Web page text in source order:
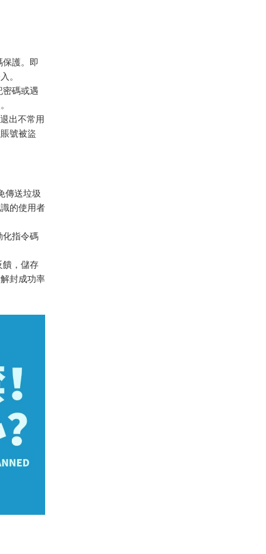
護。即
。
密碼或遇
出不常用
號被盜
傳送垃圾
的使用者
化指令碼
饋，儲存
封成功率